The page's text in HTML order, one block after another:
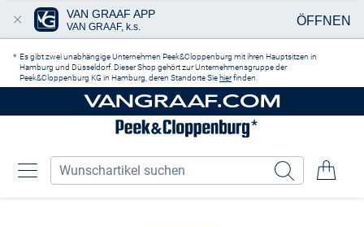
Es gibt zwei unabhängige Unternehmen Peek&Cloppenburg mit ihren Hauptsitzen in
Hamburg und Düsseldorf. Dieser Shop gehört zur Unternehmensgruppe der
Peek&Cloppenburg KG in Hamburg, deren Standorte Sie hierfinden.
VAN GRAAF APP
VAN GRAAF, k.s. ÖFFNEN